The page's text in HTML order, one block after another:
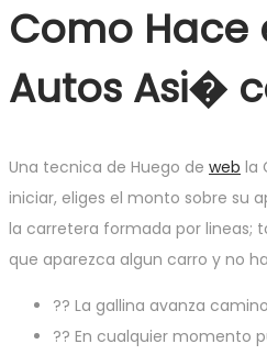
Como Hace
Autos Asi�
Una tecnica de Huego de web la
iniciar, eliges el monto sobre su
la carretera formada por lineas;
que aparezca algun carro y no
?? La gallina avanza
?? En cualquier momento